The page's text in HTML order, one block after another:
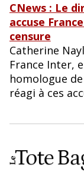
CNews : Le
accuse
censure
Catherine
France Inter,
homologue
réagi à ces